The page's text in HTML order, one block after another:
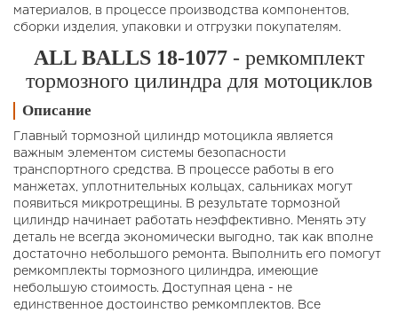
материалов, в процессе производства компонентов,
сборки изделия, упаковки и отгрузки покупателям.
ALL BALLS 18-1077 - ремкомплект
тормозного цилиндра для мотоциклов
Описание
Главный тормозной цилиндр мотоцикла является
важным элементом системы безопасности
транспортного средства. В процессе работы в его
манжетах, уплотнительных кольцах, сальниках могут
появиться микротрещины. В результате тормозной
цилиндр начинает работать неэффективно. Менять эту
деталь не всегда экономически выгодно, так как вполне
достаточно небольшого ремонта. Выполнить его помогут
ремкомплекты тормозного цилиндра, имеющие
небольшую стоимость. Доступная цена - не
единственное достоинство ремкомплектов. Все